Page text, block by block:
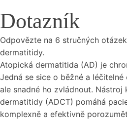
Dotazník
Odpovězte na 6 stručných
dermatitidy.
Atopická dermatitida (AD) je
Jedná se sice o běžné a
ale snadné ho zvládnout.
dermatitidy (ADCT) pomáhá
komplexně a efektivně